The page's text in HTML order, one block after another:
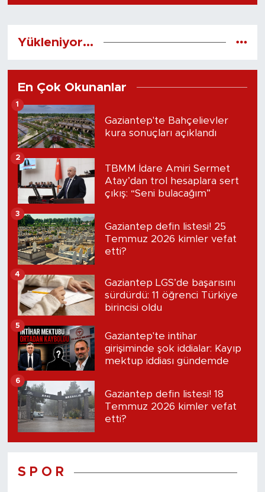
Yükleniyor...
En Çok Okunanlar
Gaziantep'te Bahçelievler
kura sonuçları açıklandı
1
TBMM İdare Amiri Sermet
Atay’dan trol hesaplara sert
çıkış: “Seni bulacağım”
2
Gaziantep defin listesi! 25
Temmuz 2026 kimler vefat
etti?
3
Gaziantep LGS’de başarısını
sürdürdü: 11 öğrenci Türkiye
birincisi oldu
4
Gaziantep'te intihar
girişiminde şok iddialar: Kayıp
mektup iddiası gündemde
5
Gaziantep defin listesi! 18
Temmuz 2026 kimler vefat
etti?
6
S P O R